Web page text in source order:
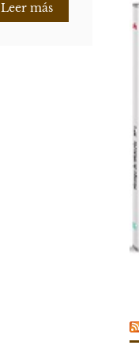
Leer más